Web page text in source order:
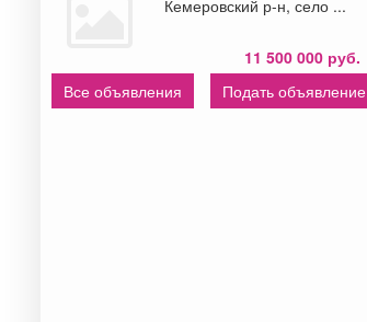
Кемеровский р-н, село ...
11 500 000 руб.
Все объявления
Подать объявление